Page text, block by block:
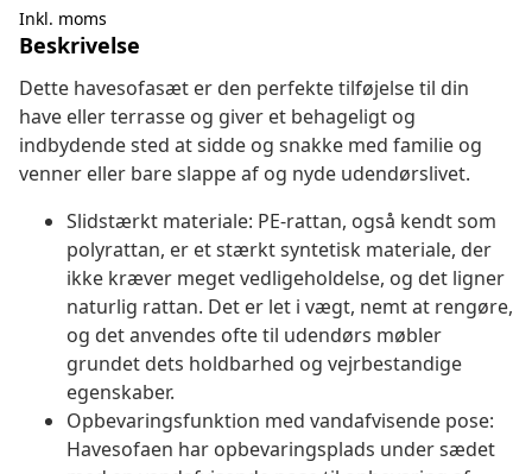
Inkl. moms
Beskrivelse
Dette havesofasæt er den perfekte tilføjelse til din
have eller terrasse og giver et behageligt og
indbydende sted at sidde og snakke med familie og
venner eller bare slappe af og nyde udendørslivet.
Slidstærkt materiale: PE-rattan, også kendt som
polyrattan, er et stærkt syntetisk materiale, der
ikke kræver meget vedligeholdelse, og det ligner
naturlig rattan. Det er let i vægt, nemt at rengøre,
og det anvendes ofte til udendørs møbler
grundet dets holdbarhed og vejrbestandige
egenskaber.
Opbevaringsfunktion med vandafvisende pose:
Havesofaen har opbevaringsplads under sædet